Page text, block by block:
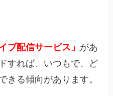
ブ配信サービス」 があ
すれば、いつもで、ど
きる傾向があります。